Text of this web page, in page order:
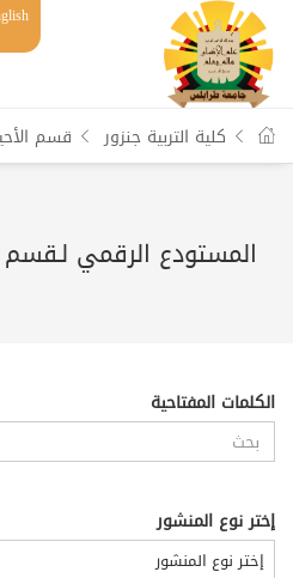
كلية التربية جنزور قسم
المستودع الرقمي لـقسم
الكلمات المفتاحية
إختر نوع المنشور
إختر نوع المنشور